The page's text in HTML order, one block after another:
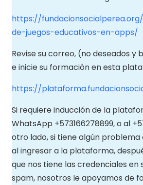
https://
de-juegos-educativos-en-apps/
Revise su correo, (no deseados y
e inicie su formación en esta
https://
Si requiere inducción de la
WhatsApp +573166278899, o al
otro lado, si tiene algún
al ingresar a la plataforma,
que nos tiene las credenciales en
spam, nosotros le apoyamos de